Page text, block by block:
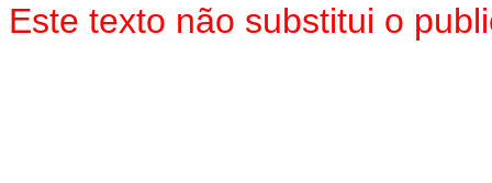
Este texto não substitui o